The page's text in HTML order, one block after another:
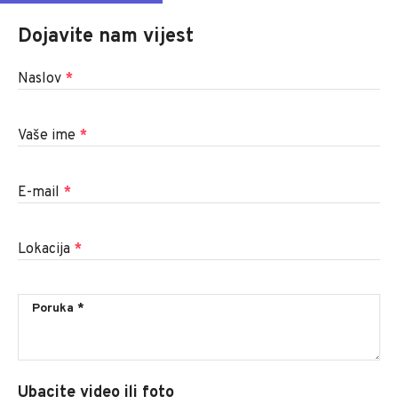
Dojavite nam vijest
Naslov *
Vaše ime *
E-mail *
Lokacija *
Ubacite video ili foto